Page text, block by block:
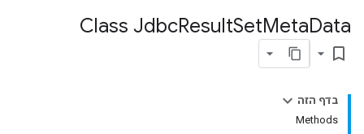
Class JdbcResultSetMetaData
bookmark_border
בדף הזה
Methods